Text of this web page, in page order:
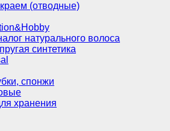
(отводные)
натурального волоса
синтетика
спонжи
хранения